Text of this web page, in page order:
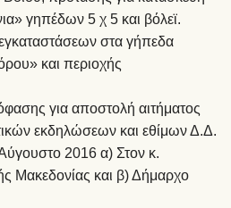
γηπέδων 5 χ 5 και βόλεϊ.
στα γήπεδα
και περιοχής
για αποστολή αιτήματος
εκδηλώσεων και εθίμων Δ.Δ.
Αύγουστο 2016 α) Στον κ.
Μακεδονίας και β) Δήμαρχο